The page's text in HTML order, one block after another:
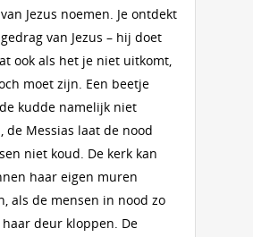
Jezus noemen. Je ontdekt
van Jezus – hij doet
ook als het je niet uitkomt,
moet zijn. Een beetje
kudde namelijk niet
de Messias laat de nood
niet koud. De kerk kan
haar eigen muren
als de mensen in nood zo
deur kloppen. De